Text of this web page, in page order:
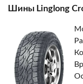
Ступица
Найти
Шины Linglong